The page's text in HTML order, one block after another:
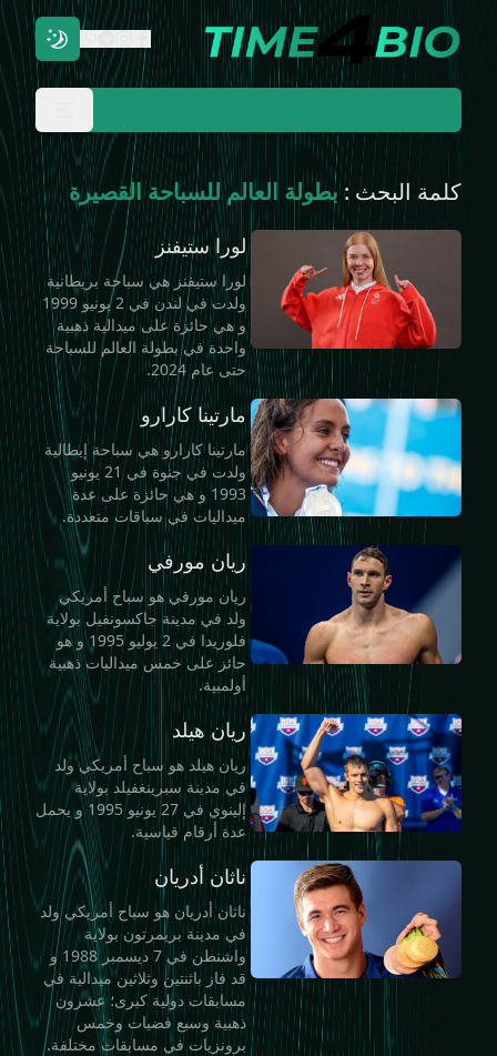
كلمة البحث :بطولة العالم للسباحة القصيرة
لورا ستيفنز
لورا ستيفنز هي سباحة بريطانية
ولدت في لندن في 2 يونيو 1999
و هي حائزة على ميدالية ذهبية
واحدة في بطولة العالم للسباحة
حتى عام 2024.
مارتينا كارارو
مارتينا كارارو هي سباحة إيطالية
ولدت في جنوة في 21 يونيو
1993 و هي حائزة على عدة
ميداليات في سباقات متعددة.
ريان مورفي
ريان مورفي هو سباح أمريكي
ولد في مدينة جاكسونفيل بولاية
فلوريدا في 2 يوليو 1995 و هو
حائز على خمس ميداليات ذهبية
أولمبية.
ريان هيلد
ريان هيلد هو سباح أمريكي ولد
في مدينة سبرينغفيلد بولاية
إلينوي في 27 يونيو 1995 و يحمل
عدة أرقام قياسية.
ناثان أدريان
ناثان أدريان هو سباح أمريكي ولد
في مدينة بريمرتون بولاية
واشنطن في 7 ديسمبر 1988 و
قد فاز باثنتين وثلاثين ميدالية في
مسابقات دولية كبرى؛ عشرون
ذهبية وسبع فضيات وخمس
برونزيات في مسابقات مختلفة.